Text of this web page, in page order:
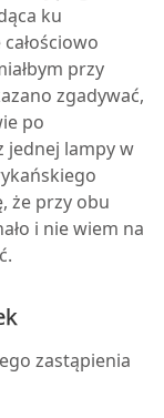
ku
przy
zgadywać,
po
jednej lampy w
że przy obu
i nie wiem na
zastąpienia